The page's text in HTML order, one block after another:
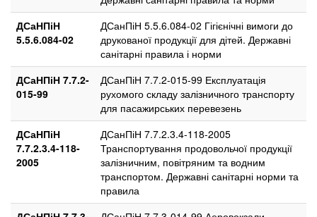
ДСаНПіН
5.5.6.084-02
ДСанПіН 5.5.6.084-02 Гігієнічні вимоги до
друкованої продукції для дітей. Державні
санітарні правила і норми
ДСаНПіН 7.7.2-
015-99
ДСанПіН 7.7.2-015-99 Експлуатація
рухомого складу залізничного транспорту
для пасажирських перевезень
ДСаНПіН
7.7.2.3.4-118-
2005
ДСанПіН 7.7.2.3.4-118-2005
Транспортування продовольчої продукції
залізничним, повітряним та водним
транспортом. Державні санітарні норми та
правила